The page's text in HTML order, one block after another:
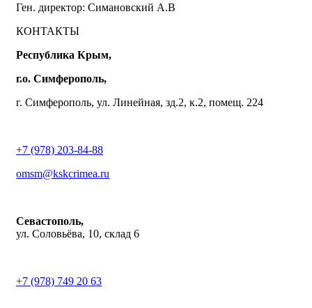
Ген. директор: Симановский А.В
КОНТАКТЫ
Республика Крым,
г.о. Симферополь,
г. Симферополь, ул. Линейная, зд.2, к.2, помещ. 224
+7 (978) 203-84-88
omsm@kskcrimea.ru
Севастополь,
ул. Соловьёва, 10, склад 6
+7 (978) 749 20 63